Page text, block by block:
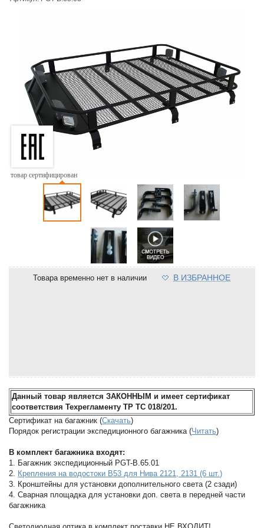
товар сертифицирован
Товара временно нет в наличии В ИЗБРАННОЕ
Данный товар является ЗАКОННЫМ и имеет сертификат
соответствия Техрегламенту ТР ТС 018/201.
Сертификат на багажник (Скачать)
Порядок регистрации экспедиционного багажника (Читать)
В комплект багажника входят:
1. Багажник экспедиционный PGT-B.65.01
2. Крепления на водостоки B53 для Нива 2121, 2131 (6 шт.)
3. Кронштейны для установки дополнительного света (2 сзади)
4. Сварная площадка для установки доп. света в передней части
багажника